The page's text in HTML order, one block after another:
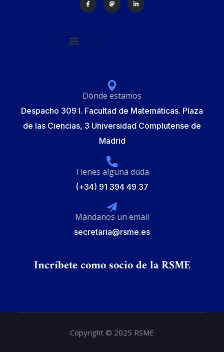
Dónde estamos
Despacho 309 I. Facultad de Matemáticas. Plaza
de las Ciencias, 3 Universidad Complutense de
Madrid
Tienes alguna duda
(+34) 91 394 49 37
Mándanos un email
secretaria@rsme.es
Incríbete como socio de la RSME
Copyright © 2025 RSME